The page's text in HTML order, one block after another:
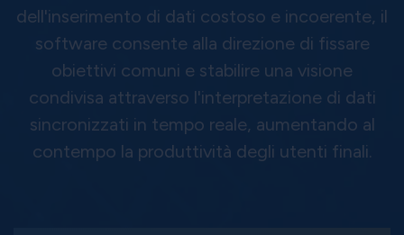
dell'inserimento di dati costoso e incoerente, il
software consente alla direzione di fissare
obiettivi comuni e stabilire una visione
condivisa attraverso l'interpretazione di dati
sincronizzati in tempo reale, aumentando al
contempo la produttività degli utenti finali.